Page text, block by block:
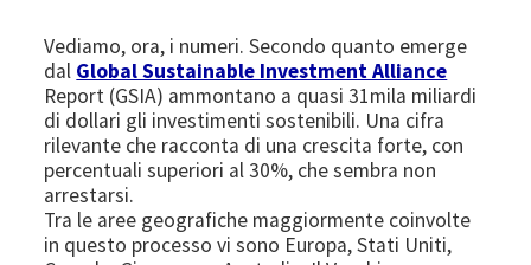
Vediamo, ora, i numeri. Secondo quanto emerge
dal Global Sustainable Investment Alliance
Report (GSIA) ammontano a quasi 31mila miliardi
di dollari gli investimenti sostenibili. Una cifra
rilevante che racconta di una crescita forte, con
percentuali superiori al 30%, che sembra non
arrestarsi.
Tra le aree geografiche maggiormente coinvolte
in questo processo vi sono Europa, Stati Uniti,